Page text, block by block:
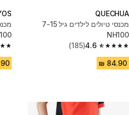
QUECHUA
מכנסי טיולים לילדים גיל 7-15
NH100
4.6
4.6 out of 5 stars from 185 reviews
(185)
100 - נייבי
4.7 out of 5 stars from 823 reviews